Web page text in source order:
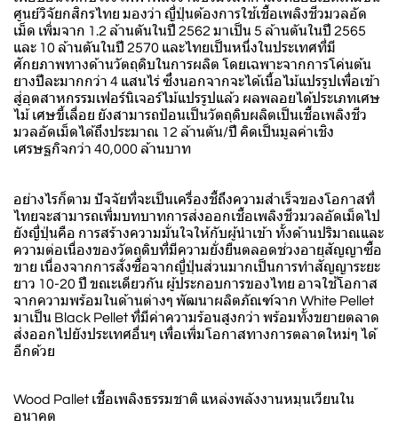
ศูนย์วิจัยกสิกรไทย มองว่า ญี่ปุ่นต้องการใช้เชื้อเพลิงชีวมวลอัด
เม็ด เพิ่มจาก 1.2 ล้านตันในปี 2562 มาเป็น 5 ล้านตันในปี 2565
และ 10 ล้านตันในปี 2570 และไทยเป็นหนึ่งในประเทศที่มี
ศักยภาพทางด้านวัตถุดิบในการผลิต โดยเฉพาะจากการโค่นต้น
ยางปีละมากกว่า 4 แสนไร่ ซึ่งนอกจากจะได้เนื้อไม้แปรรูปเพื่อเข้า
สู่อุตสาหกรรมเฟอร์นิเจอร์ไม้แปรรูปแล้ว ผลพลอยได้ประเภทเศษ
ไม้ เศษขี้เลื่อย ยังสามารถป้อนเป็นวัตถุดิบผลิตเป็นเชื้อเพลิงชีว
มวลอัดเม็ดได้ถึงประมาณ 12 ล้านตัน/ปี คิดเป็นมูลค่าเชิง
เศรษฐกิจกว่า 40,000 ล้านบาท
อย่างไรก็ตาม ปัจจัยที่จะเป็นเครื่องชี้ถึงความสำเร็จของโอกาสที่
ไทยจะสามารถเพิ่มบทบาทการส่งออกเชื้อเพลิงชีวมวลอัดเม็ดไป
ยังญี่ปุ่นคือ การสร้างความมั่นใจให้กับผู้นำเข้า ทั้งด้านปริมาณและ
ความต่อเนื่องของวัตถุดิบที่มีความยั่งยืนตลอดช่วงอายุสัญญาซื้อ
ขาย เนื่องจากการสั่งซื้อจากญี่ปุ่นส่วนมากเป็นการทำสัญญาระยะ
ยาว 10-20 ปี ขณะเดียวกัน ผู้ประกอบการของไทย อาจใช้โอกาส
จากความพร้อมในด้านต่างๆ พัฒนาผลิตภัณฑ์จาก White Pellet
มาเป็น Black Pellet ที่มีค่าความร้อนสูงกว่า พร้อมทั้งขยายตลาด
ส่งออกไปยังประเทศอื่นๆ เพื่อเพิ่มโอกาสทางการตลาดใหม่ๆ ได้
อีกด้วย
Wood Pallet เชื้อเพลิงธรรมชาติ แหล่งพลังงานหมุนเวียนใน
อนาคต